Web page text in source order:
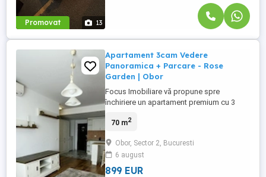
Promovat 13
Apartament 3cam Vedere
Panoramica + Parcare - Rose
Garden | Obor
Focus Imobiliare vă propune spre
închiriere un apartament premium cu 3
pe Șoseaua Colentina nr. 16, unul dintre
din Sectorul 2. Amplasat la etajul 5, cu
orientare sud-vest și o vedere panoramică
spectaculoasă, apartamentul ...
70 m2
Obor, Sector 2, Bucuresti
6 august
899 EUR